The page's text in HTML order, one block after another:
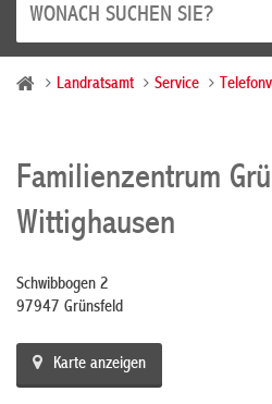
Landratsamt Service
Familienzentrum
Wittighausen
Schwibbogen 2
97947 Grünsfeld
Karte anzeigen